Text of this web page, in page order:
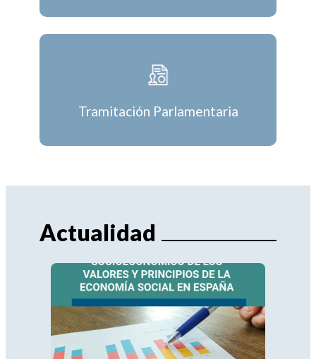
Tramitación Parlamentaria
Actualidad